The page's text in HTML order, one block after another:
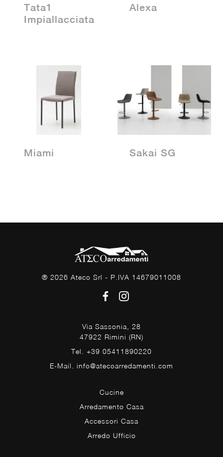
Tata1
Impiallacciata
Alexa
Miami Sakai SG
® 2026 Ateco Srl - P.IVA 14679011008
Via Sassonia, 28
47922 Rimini (RN)
Tel. +39 05411890220
E-Mail. info@atecoarredamenti.com
Cucine
Arredamento Casa
Accessori Casa
Arredo Ufficio